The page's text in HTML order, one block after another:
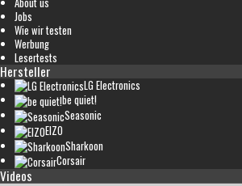
Jobs
Wie wir testen
Werbung
Lesertests
Hersteller
LG Electronics
be quiet!
Seasonic
EIZO
Sharkoon
Corsair
Videos